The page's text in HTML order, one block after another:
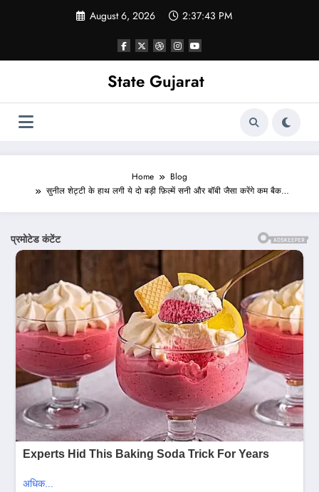
August 6, 2026 2:37:45 PM
State Gujarat
Home
Blog
सुनील शेट्टी के हाथ लगी ये दो बड़ी फ़िल्में सनी और बॉबी जैसा करेंगे कम बैक…